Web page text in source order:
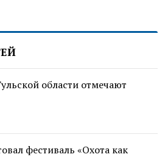
области отмечают
фестиваль «Охота как